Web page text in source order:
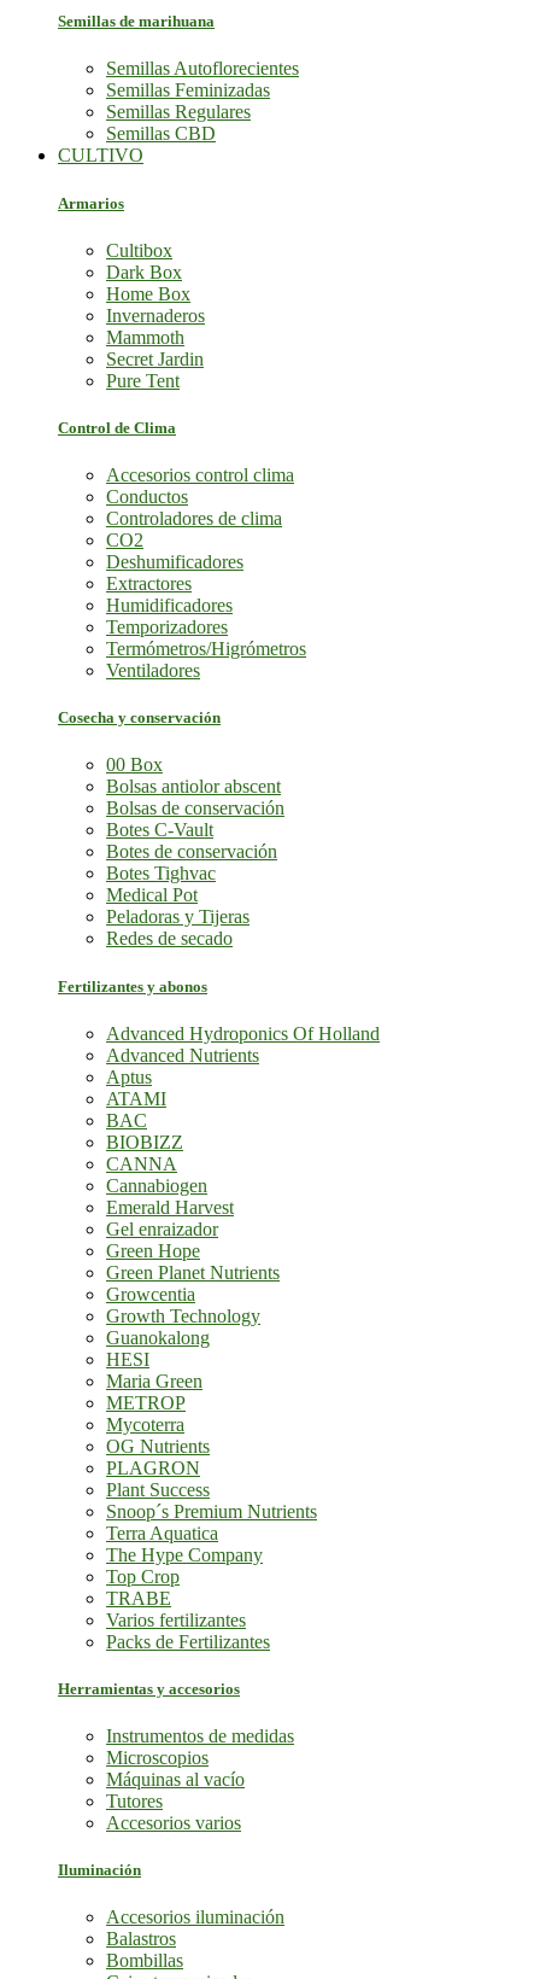
Semillas de marihuana
Semillas Autoflorecientes
Semillas Feminizadas
Semillas Regulares
Semillas CBD
CULTIVO
Armarios
Cultibox
Dark Box
Home Box
Invernaderos
Mammoth
Secret Jardin
Pure Tent
Control de Clima
Accesorios control clima
Conductos
Controladores de clima
CO2
Deshumificadores
Extractores
Humidificadores
Temporizadores
Termómetros/Higrómetros
Ventiladores
Cosecha y conservación
00 Box
Bolsas antiolor abscent
Bolsas de conservación
Botes C-Vault
Botes de conservación
Botes Tighvac
Medical Pot
Peladoras y Tijeras
Redes de secado
Fertilizantes y abonos
Advanced Hydroponics Of Holland
Advanced Nutrients
Aptus
ATAMI
BAC
BIOBIZZ
CANNA
Cannabiogen
Emerald Harvest
Gel enraizador
Green Hope
Green Planet Nutrients
Growcentia
Growth Technology
Guanokalong
HESI
Maria Green
METROP
Mycoterra
OG Nutrients
PLAGRON
Plant Success
Snoop´s Premium Nutrients
Terra Aquatica
The Hype Company
Top Crop
TRABE
Varios fertilizantes
Packs de Fertilizantes
Herramientas y accesorios
Instrumentos de medidas
Microscopios
Máquinas al vacío
Tutores
Accesorios varios
Iluminación
Accesorios iluminación
Balastros
Bombillas